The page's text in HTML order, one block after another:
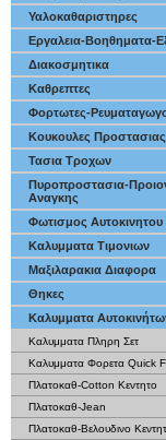
Υαλοκαθαριστηρες
Εργαλεια-Βοηθηματα-
Διακοσμητικα
Καθρεπτες
Φορτωτες-
Κουκουλες Προστασιας
Τασια Τροχων
Πυροπροστασια-
Αναγκης
Φωτισμος Αυτοκινητου
Καλυμματα Τιμονιων
Μαξιλαρακια Διαφορα
Θηκες
Καλυμματα
Καλυμματα Πληρη Σετ
Καλυμματα Φορετα Quick
Πλατοκαθ-Cotton Κεντητο
Πλατοκαθ-Jean
Πλατοκαθ-Βελουδινο